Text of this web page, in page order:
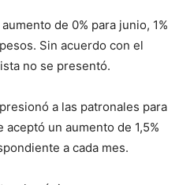
de 0% para junio, 1%
Sin acuerdo con el
no se presentó.
a las patronales para
un aumento de 1,5%
a cada mes.